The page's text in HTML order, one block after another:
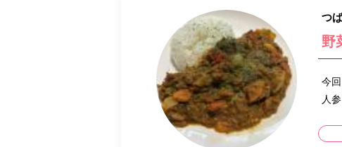
つ
野
今
人